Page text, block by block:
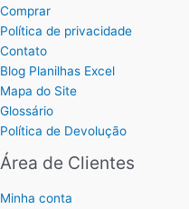
Comprar
Política de privacidade
Contato
Blog Planilhas Excel
Mapa do Site
Glossário
Política de Devolução
Área de Clientes
Minha conta